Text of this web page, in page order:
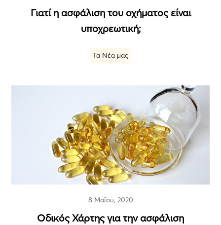
Γιατί η ασφάλιση του οχήµατος είναι
υποχρεωτική;
Τα Νέα μας
8 Μαΐου, 2020
Οδικός Χάρτης για την ασφάλιση